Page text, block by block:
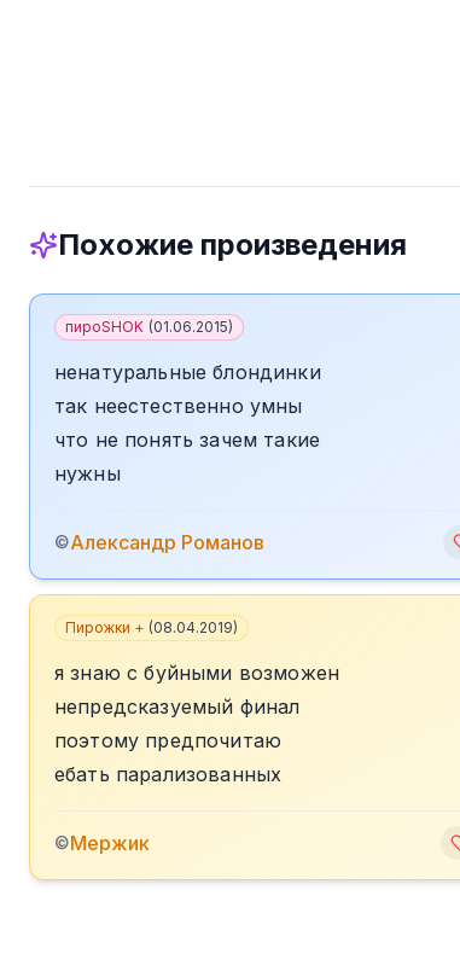
Похожие произведения
пироSHOK (01.06.2015)
ненатуральные блондинки
так неестественно умны
что не понять зачем такие
нужны
©Александр Романов
Пирожки + (08.04.2019)
я знаю с буйными возможен
непредсказуемый финал
поэтому предпочитаю
ебать парализованных
©Мержик